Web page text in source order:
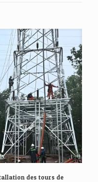
des tours de